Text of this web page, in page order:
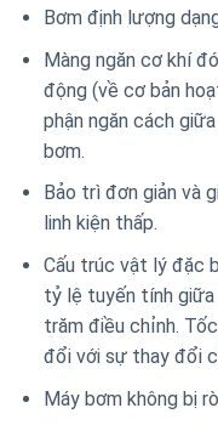
Bơm định lượng
Màng ngăn cơ khí
động (về cơ bản
phận ngăn cách
bơm.
Bảo trì đơn giản và
linh kiện thấp.
Cấu trúc vật lý đặc
tỷ lệ tuyến tính
trăm điều chỉnh.
đổi với sự thay đổi
Máy bơm không bị